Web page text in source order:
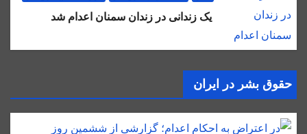
یک زندانی در زندان سمنان اعدام شد
حقوق بشر در ایران